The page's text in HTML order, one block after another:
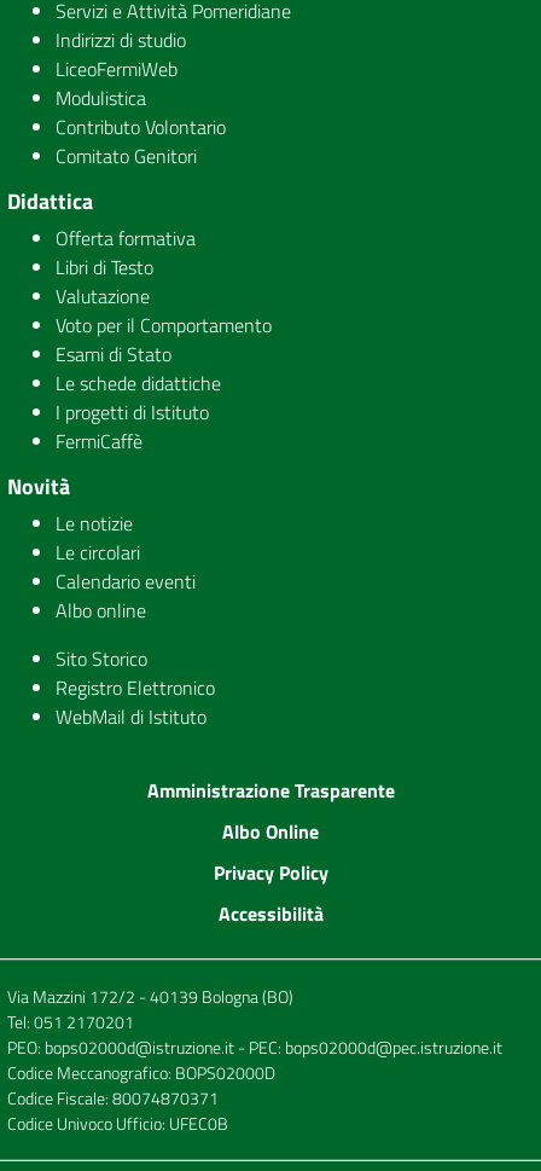
Servizi e Attività Pomeridiane
Indirizzi di studio
LiceoFermiWeb
Modulistica
Contributo Volontario
Comitato Genitori
Didattica
Offerta formativa
Libri di Testo
Valutazione
Voto per il Comportamento
Esami di Stato
Le schede didattiche
I progetti di Istituto
FermiCaffè
Novità
Le notizie
Le circolari
Calendario eventi
Albo online
Sito Storico
Registro Elettronico
WebMail di Istituto
Amministrazione Trasparente
Albo Online
Privacy Policy
Accessibilità
Via Mazzini 172/2 - 40139 Bologna (BO)
Tel:051 2170201
PEO: bops02000d@istruzione.it- PEC: bops02000d@pec.istruzione.it
Codice Meccanografico: BOPS02000D
Codice Fiscale: 80074870371
Codice Univoco Ufficio: UFEC0B